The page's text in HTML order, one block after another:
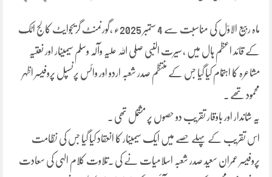
ماہ ربیع الاوّل کی مناسبت سے 4 ستمبر 2025ء ،گورنمنٹ گریجوایٹ کالج اٹک
کے قائد اعظم ہال میں ، سیرت النبی صلی اللہ علیہ وآلہ وسلم سیمینار اور نعتیہ
مشاعرہ کا اہتمام کیا گیا جس کے منتظم صدر شعبہ اردو اور وائس پرنسپل پروفیسر اظہر
محمود تھے ۔
یہ شاندار اور باوقار تقریب دو حصوں پر مشتمل تھی ۔
اس تقریب کے پہلے حصے میں ایک سیمینار کا انعقاد کیا گیا جس کی نظامت
پروفیسر عمران سعید صدر شعبہ اسلامیات نے کی ۔تلاوت کلام الہی کی سعادت